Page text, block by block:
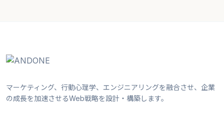
マーケティング、行動心理学、エンジニアリングを融合させ、企業
の成長を加速させるWeb戦略を設計・構築します。